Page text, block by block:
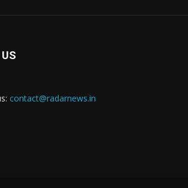
contact@radarnews.in